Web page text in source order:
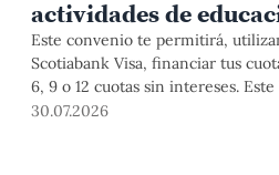
actividades de
Este convenio te permitirá,
Scotiabank Visa, financiar tus
6, 9 o 12 cuotas sin intereses.
hasta el 31 de diciembre de 2026,
30.07.2026